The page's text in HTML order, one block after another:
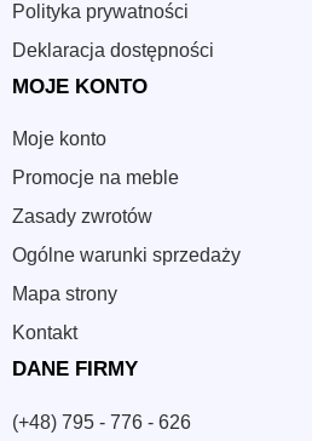
Polityka prywatności
Deklaracja dostępności
MOJE KONTO
Moje konto
Promocje na meble
Zasady zwrotów
Ogólne warunki sprzedaży
Mapa strony
Kontakt
DANE FIRMY
(+48) 795 - 776 - 626